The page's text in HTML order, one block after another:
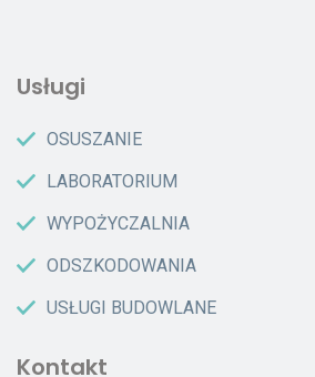
Usługi
OSUSZANIE
LABORATORIUM
WYPOŻYCZALNIA
ODSZKODOWANIA
USŁUGI BUDOWLANE
Kontakt